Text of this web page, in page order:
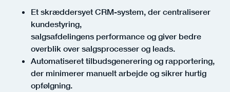
Et skræddersyet CRM-system, der centraliserer
kundestyring,
salgsafdelingens performance og giver bedre
overblik over salgsprocesser og leads.
Automatiseret tilbudsgenerering og rapportering,
der minimerer manuelt arbejde og sikrer hurtig
opfølgning.